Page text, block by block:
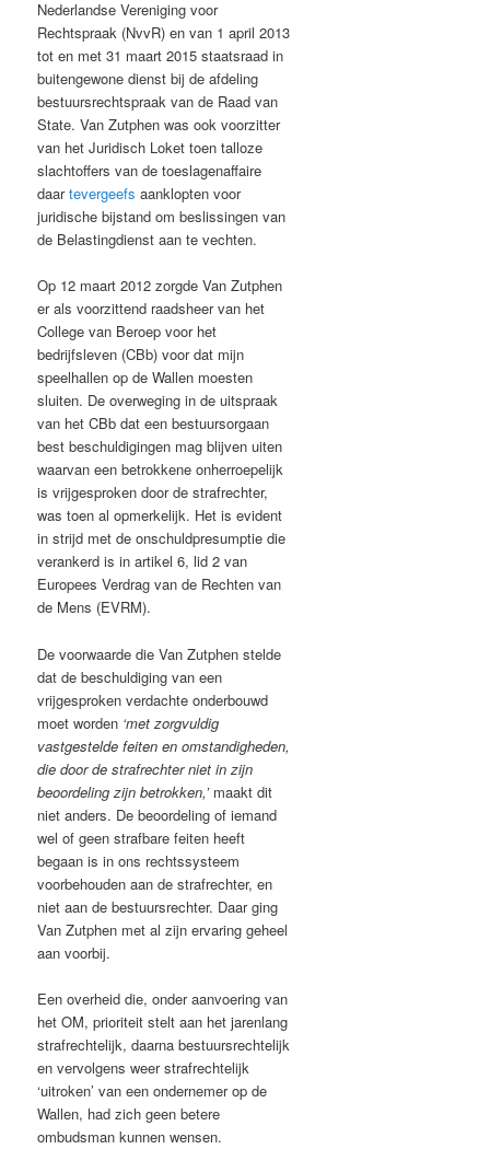
Nederlandse Vereniging voor
Rechtspraak (NvvR) en van 1 april 2013
tot en met 31 maart 2015 staatsraad in
buitengewone dienst bij de afdeling
bestuursrechtspraak van de Raad van
State. Van Zutphen was ook voorzitter
van het Juridisch Loket toen talloze
slachtoffers van de toeslagenaffaire
daartevergeefs aanklopten voor
juridische bijstand om beslissingen van
de Belastingdienst aan te vechten.
Op 12 maart 2012 zorgde Van Zutphen
er als voorzittend raadsheer van het
College van Beroep voor het
bedrijfsleven (CBb) voor dat mijn
speelhallen op de Wallen moesten
sluiten. De overweging in de uitspraak
van het CBb dat een bestuursorgaan
best beschuldigingen mag blijven uiten
waarvan een betrokkene onherroepelijk
is vrijgesproken door de strafrechter,
was toen al opmerkelijk. Het is evident
in strijd met de onschuldpresumptie die
verankerd is in artikel 6, lid 2 van
Europees Verdrag van de Rechten van
de Mens (EVRM).
De voorwaarde die Van Zutphen stelde
dat de beschuldiging van een
vrijgesproken verdachte onderbouwd
moet worden ‘met zorgvuldig
vastgestelde feiten en omstandigheden,
die door de strafrechter niet in zijn
beoordeling zijn betrokken,’maakt dit
niet anders. De beoordeling of iemand
wel of geen strafbare feiten heeft
begaan is in ons rechtssysteem
voorbehouden aan de strafrechter, en
niet aan de bestuursrechter. Daar ging
Van Zutphen met al zijn ervaring geheel
aan voorbij.
Een overheid die, onder aanvoering van
het OM, prioriteit stelt aan het jarenlang
strafrechtelijk, daarna bestuursrechtelijk
en vervolgens weer strafrechtelijk
‘uitroken’ van een ondernemer op de
Wallen, had zich geen betere
ombudsman kunnen wensen.